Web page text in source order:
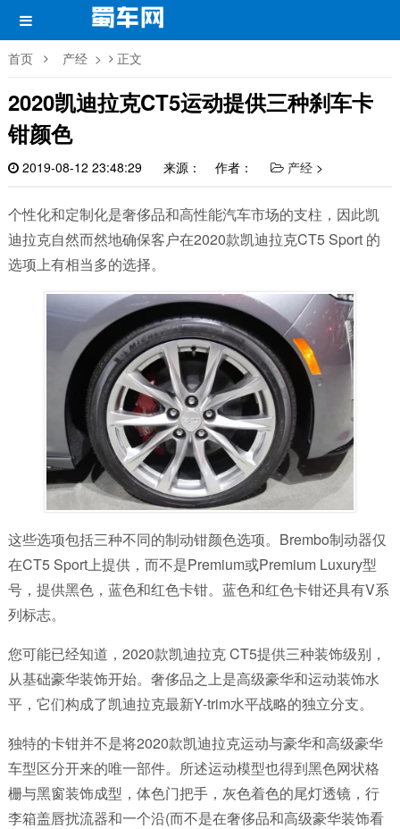
首页 产经 > 正文
2020凯迪拉克CT5运动提供三种刹车卡
钳颜色
2019-08-12 23:48:29 来源： 作者： 产经>
个性化和定制化是奢侈品和高性能汽车市场的支柱，因此凯
迪拉克自然而然地确保客户在2020款凯迪拉克CT5 Sport 的
选项上有相当多的选择。
这些选项包括三种不同的制动钳颜色选项。Brembo制动器仅
在CT5 Sport上提供，而不是Premium或Premium Luxury型
号，提供黑色，蓝色和红色卡钳。蓝色和红色卡钳还具有V系
列标志。
您可能已经知道，2020款凯迪拉克 CT5提供三种装饰级别，
从基础豪华装饰开始。奢侈品之上是高级豪华和运动装饰水
平，它们构成了凯迪拉克最新Y-trim水平战略的独立分支。
独特的卡钳并不是将2020款凯迪拉克运动与豪华和高级豪华
车型区分开来的唯一部件。所述运动模型也得到黑色网状格
栅与黑窗装饰成型，体色门把手，灰色着色的尾灯透镜，行
李箱盖唇扰流器和一个沿(而不是在奢侈品和高级豪华装饰看